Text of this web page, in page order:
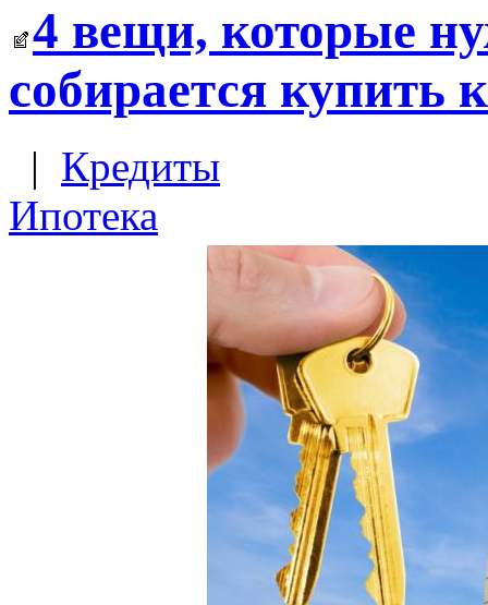
4 вещи, которые
собирается купить
| Кредиты
Ипотека